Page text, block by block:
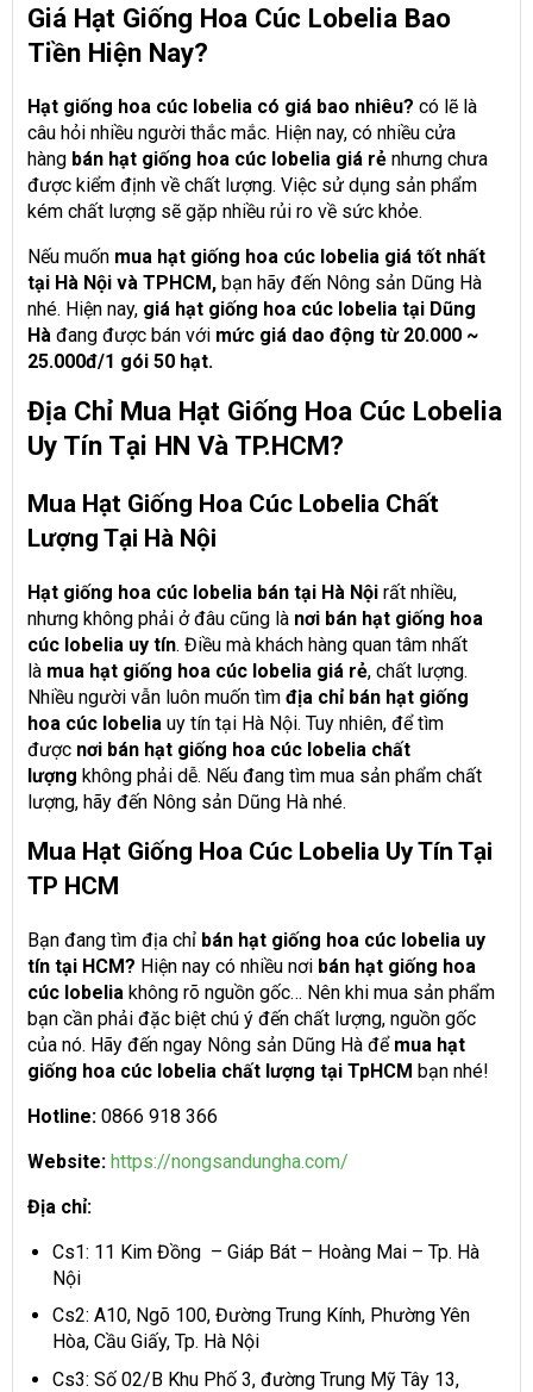
Giá Hạt Giống Hoa Cúc Lobelia Bao
Tiền Hiện Nay?
Hạt giống hoa cúc lobelia có giá bao nhiêu? có lẽ là
câu hỏi nhiều người thắc mắc. Hiện nay, có nhiều cửa
hàng bán hạt giống hoa cúc lobelia giá rẻ nhưng chưa
được kiểm định về chất lượng. Việc sử dụng sản phẩm
kém chất lượng sẽ gặp nhiều rủi ro về sức khỏe.
Nếu muốn mua hạt giống hoa cúc lobelia giá tốt nhất
tại Hà Nội và TPHCM, bạn hãy đến Nông sản Dũng Hà
nhé. Hiện nay, giá hạt giống hoa cúc lobelia tại Dũng
Hà đang được bán với mức giá dao động từ 20.000 ~
25.000đ/1 gói 50 hạt.
Địa Chỉ Mua Hạt Giống Hoa Cúc Lobelia
Uy Tín Tại HN Và TP.HCM?
Mua Hạt Giống Hoa Cúc Lobelia Chất
Lượng Tại Hà Nội
Hạt giống hoa cúc lobelia bán tại Hà Nội rất nhiều,
nhưng không phải ở đâu cũng là nơi bán hạt giống hoa
cúc lobelia uy tín. Điều mà khách hàng quan tâm nhất
là mua hạt giống hoa cúc lobelia giá rẻ, chất lượng.
Nhiều người vẫn luôn muốn tìm địa chỉ bán hạt giống
hoa cúc lobelia uy tín tại Hà Nội. Tuy nhiên, để tìm
được nơi bán hạt giống hoa cúc lobelia chất
lượng không phải dễ. Nếu đang tìm mua sản phẩm chất
lượng, hãy đến Nông sản Dũng Hà nhé.
Mua Hạt Giống Hoa Cúc Lobelia Uy Tín Tại
TP HCM
Bạn đang tìm địa chỉ bán hạt giống hoa cúc lobelia uy
tín tại HCM? Hiện nay có nhiều nơi bán hạt giống hoa
cúc lobelia không rõ nguồn gốc… Nên khi mua sản phẩm
bạn cần phải đặc biệt chú ý đến chất lượng, nguồn gốc
của nó. Hãy đến ngay Nông sản Dũng Hà để mua hạt
giống hoa cúc lobelia chất lượng tại TpHCM bạn nhé!
Hotline: 0866 918 366
Website: https://nongsandungha.com/
Địa chỉ:
Cs1: 11 Kim Đồng – Giáp Bát – Hoàng Mai – Tp. Hà
Nội
Cs2: A10, Ngõ 100, Đường Trung Kính, Phường Yên
Hòa, Cầu Giấy, Tp. Hà Nội
Cs3: Số 02/B Khu Phố 3, đường Trung Mỹ Tây 13,